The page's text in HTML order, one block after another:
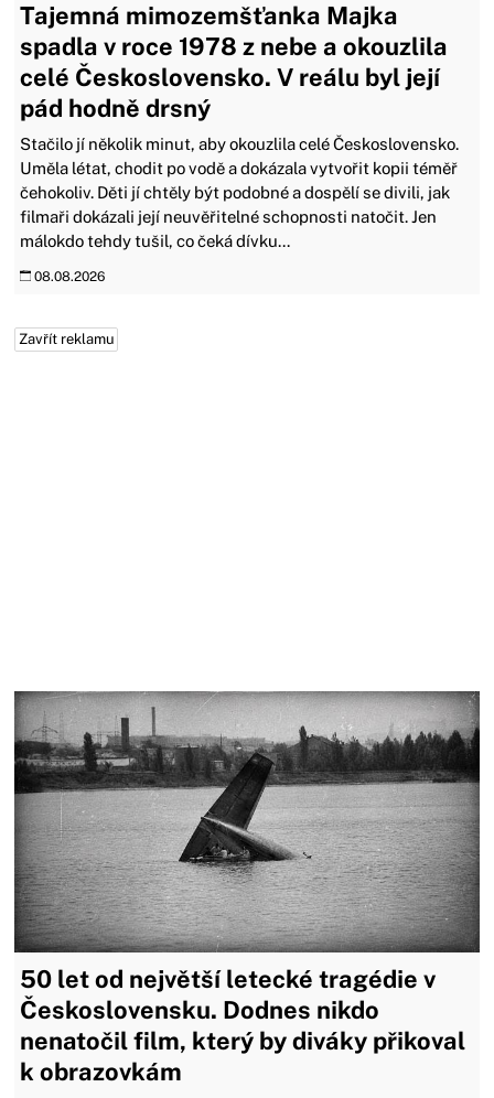
Tajemná mimozemšťanka Majka
spadla v roce 1978 z nebe a okouzlila
celé Československo. V reálu byl její
pád hodně drsný
Stačilo jí několik minut, aby okouzlila celé Československo.
Uměla létat, chodit po vodě a dokázala vytvořit kopii téměř
čehokoliv. Děti jí chtěly být podobné a dospělí se divili, jak
filmaři dokázali její neuvěřitelné schopnosti natočit. Jen
málokdo tehdy tušil, co čeká dívku...
08.08.2026
Zavřít reklamu
50 let od největší letecké tragédie v
Československu. Dodnes nikdo
nenatočil film, který by diváky přikoval
k obrazovkám